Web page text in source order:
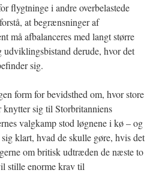
flygtninge i andre overbelastede
at begrænsninger af
må afbalanceres med langt større
derude, hvor det
sig.
form for bevidsthed om, hvor store
knytter sig til Storbritanniens
valgkamp stod løgnene i kø – og
klart, hvad de skulle gøre, hvis det
om britisk udtræden de næste to
stille enorme krav til